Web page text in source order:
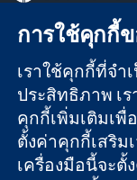
หลักฐานที่เชื่อถือ
ได้
สู่การตัดสินใจ
อย่างมีข้อมูล
เพื่อสุขภาพที่ดีขึ้น
การใช้คุกกี้ข
เราใช้คุกกี้ที่จำ
ประสิทธิภาพ เร
คุกกี้เพิ่มเติมเพื่
ตั้งค่าคุกกี้เสริม
เครื่องมือนี้จะ